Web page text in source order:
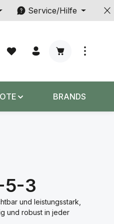
Service/Hilfe
Warenkorb
BRANDS
5-3
und leistungsstark,
und robust in jeder